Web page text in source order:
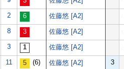
2 佐藤悠 [A2]
8 佐藤悠 [A2]
3 佐藤悠 [A2]
11 (6) 佐藤悠 [A2] 3